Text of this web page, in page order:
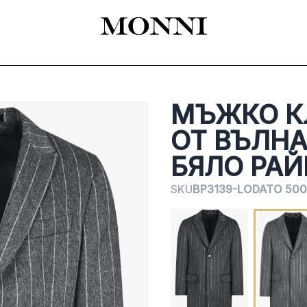
МЪЖКО
ОТ
БЯЛО
SKUBP3139-LODATO